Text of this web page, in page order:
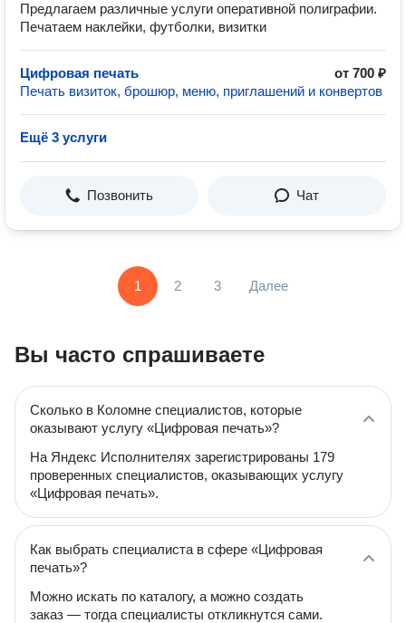
Предлагаем различные услуги оперативной полиграфии.
Печатаем наклейки, футболки, визитки
Цифровая печать
от 700 ₽
Печать визиток, брошюр, меню, приглашений и конвертов
Ещё 3 услуги
Позвонить Чат
1 2 3 Далее
Вы часто спрашиваете
Сколько в Коломне специалистов, которые
оказывают услугу «Цифровая печать»?
На Яндекс Исполнителях зарегистрированы 179
проверенных специалистов, оказывающих услугу
«Цифровая печать».
Как выбрать специалиста в сфере «Цифровая
печать»?
Можно искать по каталогу, а можно создать
заказ — тогда специалисты откликнутся сами.